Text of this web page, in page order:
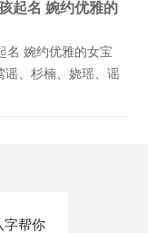
子以文会友，以友
起名 婉约优雅的
名 婉约优雅的女宝
谣、杉楠、娆瑶、谣
芝、贞芸、娣婉、
字帮你